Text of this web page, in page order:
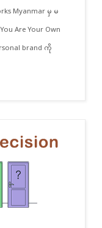
Myanmar မှ မ
Are Your Own
brand ကို